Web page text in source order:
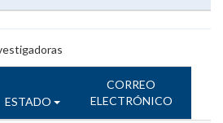
ESTADO
CORREO
ELECTRÓNICO